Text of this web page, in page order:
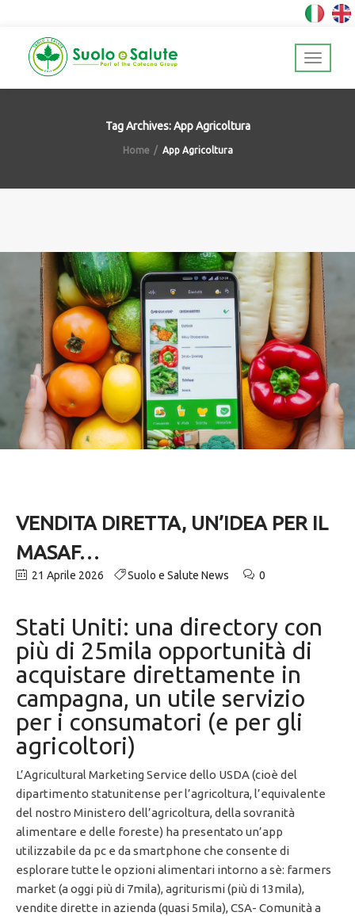
Tag Archives: App Agricoltura
Home App Agricoltura
VENDITA DIRETTA, UN’IDEA PER IL
MASAF…
21 Aprile 2026 Suolo e Salute News 0
Stati Uniti: una directory con
più di 25mila opportunità di
acquistare direttamente in
campagna, un utile servizio
per i consumatori (e per gli
agricoltori)
L’Agricultural Marketing Service dello USDA (cioè del
dipartimento statunitense per l’agricoltura, l’equivalente
del nostro Ministero dell’agricoltura, della sovranità
alimentare e delle foreste) ha presentato un’app
utilizzabile da pc e da smartphone che consente di
esplorare tutte le opzioni alimentari intorno a sè: farmers
market (a oggi più di 7mila), agriturismi (più di 13mila),
vendite dirette in azienda (quasi 5mila), CSA- Comunità a